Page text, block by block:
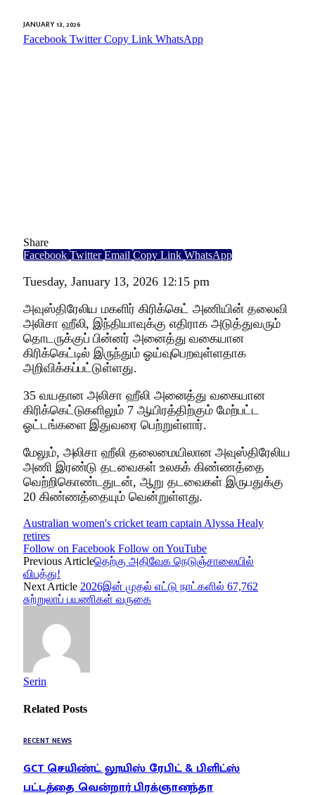
JANUARY 13, 2026
Facebook Twitter Copy Link WhatsApp
Share
Facebook Twitter Email Copy Link WhatsApp
Tuesday, January 13, 2026 12:15 pm
அவுஸ்திரேலிய மகளிர் கிரிக்கெட் அணியின் தலைவி
அலிசா ஹீலி, இந்தியாவுக்கு எதிராக அடுத்துவரும்
தொடருக்குப் பின்னர் அனைத்து வகையான
கிரிக்கெட்டில் இருந்தும் ஓய்வுபெறவுள்ளதாக
அறிவிக்கப்பட்டுள்ளது.
35 வயதான அலிசா ஹீலி அனைத்து வகையான
கிரிக்கெட்டுகளிலும் 7 ஆயிரத்திற்கும் மேற்பட்ட
ஓட்டங்களை இதுவரை பெற்றுள்ளார்.
மேலும், அலிசா ஹீலி தலைமையிலான அவுஸ்திரேலிய
அணி இரண்டு தடவைகள் உலகக் கிண்ணத்தை
வெற்றிகொண்டதுடன், ஆறு தடவைகள் இருபதுக்கு
20 கிண்ணத்தையும் வென்றுள்ளது.
Australian women's cricket team captain Alyssa Healy
retires
Follow on Facebook Follow on YouTube
Previous Articleதெற்கு அதிவேக நெடுஞ்சாலையில்
விபத்து!
Next Article 2026இன் முதல் எட்டு நாட்களில் 67,762
சுற்றுலாப் பயணிகள் வருகை
Serin
Related Posts
RECENT NEWS
GCT செயிண்ட் லூயிஸ் ரேபிட் & பிளிட்ஸ்
பட்டத்தை வென்றார் பிரக்ஞானந்தா